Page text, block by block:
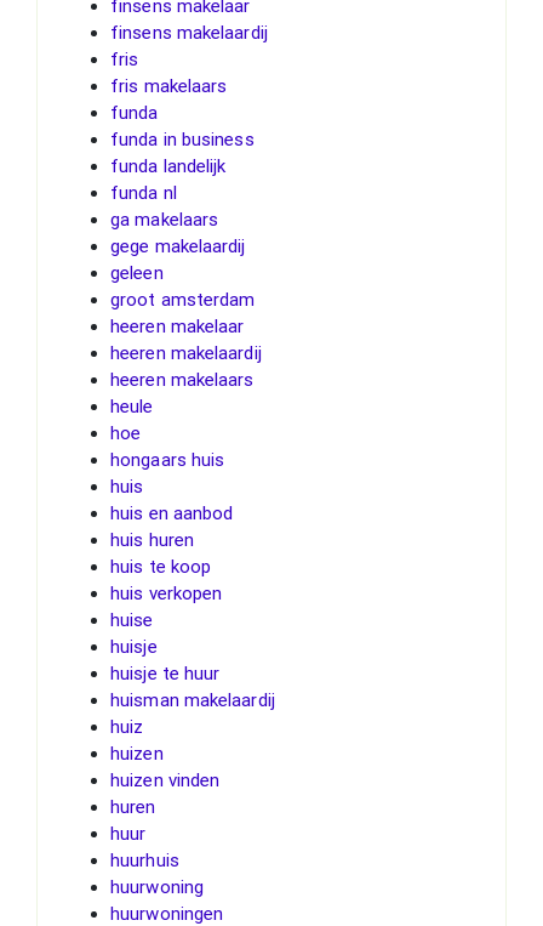
finsens makelaar
finsens makelaardij
fris
fris makelaars
funda
funda in business
funda landelijk
funda nl
ga makelaars
gege makelaardij
geleen
groot amsterdam
heeren makelaar
heeren makelaardij
heeren makelaars
heule
hoe
hongaars huis
huis
huis en aanbod
huis huren
huis te koop
huis verkopen
huise
huisje
huisje te huur
huisman makelaardij
huiz
huizen
huizen vinden
huren
huur
huurhuis
huurwoning
huurwoningen